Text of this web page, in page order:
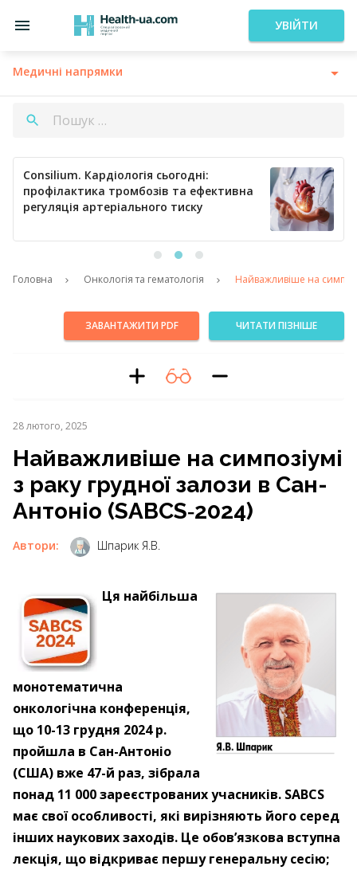
УВІЙТИ
Медичні напрямки
Consilium. Кардіологія сьогодні:
профілактика тромбозів та ефективна
регуляція артеріального тиску
Головна Онкологія та гематологія Найважливіше на
ЗАВАНТАЖИТИ PDF ЧИТАТИ ПІЗНІШЕ
28 лютого, 2025
Найважливіше на симпозіумі
з раку грудної залози в Сан-
Антоніо (SABCS‑2024)
Автори: Шпарик Я.В.
Ця найбільша
монотематична
онкологічна конференція,
що 10-13 грудня 2024 р.
пройшла в Сан-Антоніо
(США) вже 47-й раз, зібрала
понад 11 000 зареєстрованих учасників. SABCS
має свої особливості, які вирізняють його серед
інших наукових заходів. Це обов’язкова вступна
лекція, що відкриває першу генеральну сесію;